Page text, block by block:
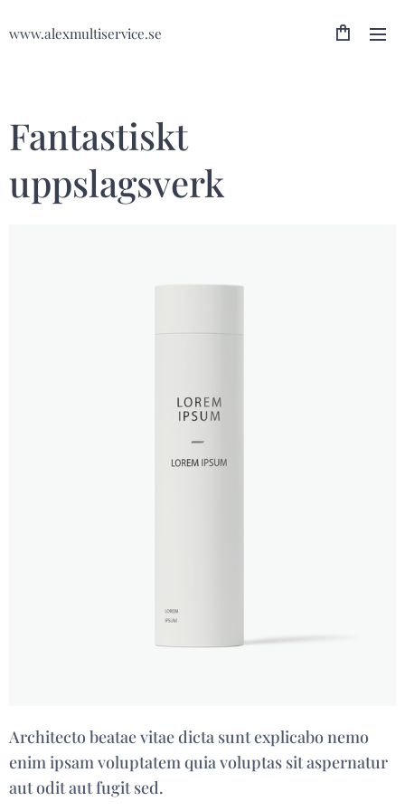
www.alexmultiservice.se
Fantastiskt
uppslagsverk
Architecto beatae vitae dicta sunt explicabo nemo
enim ipsam voluptatem quia voluptas sit aspernatur
aut odit aut fugit sed.